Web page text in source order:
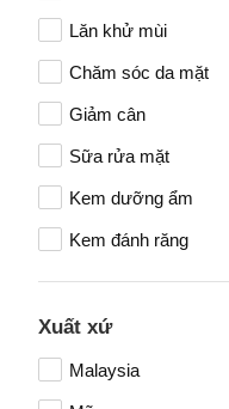
Lăn khử mùi
Chăm sóc da mặt
Giảm cân
Sữa rửa mặt
Kem dưỡng ẩm
Kem đánh răng
Vitamin Tổng Hợp
Xuất xứ
Malaysia